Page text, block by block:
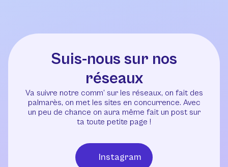
Suis-nous sur nos
réseaux
Va suivre notre comm’ sur les réseaux, on fait des
palmarès, on met les sites en concurrence. Avec
un peu de chance on aura même fait un post sur
ta toute petite page !
Instagram